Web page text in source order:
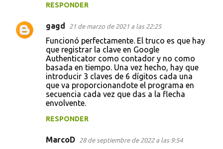
RESPONDER
gagd 21 de marzo de 2021 a las 22:25
Funcionó perfectamente. El truco es que hay
que registrar la clave en Google
Authenticator como contador y no como
basada en tiempo. Una vez hecho, hay que
introducir 3 claves de 6 dígitos cada una
que va proporcionandote el programa en
secuencia cada vez que das a la flecha
envolvente.
RESPONDER
MarcoD 28 de septiembre de 2022 a las 9:54